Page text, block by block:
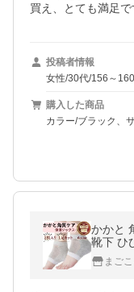
買え、とても満足で
投稿者情報
女性/30代/156～
購入した商品
カラー/ブラック、
かかと
靴下 ひ
まご